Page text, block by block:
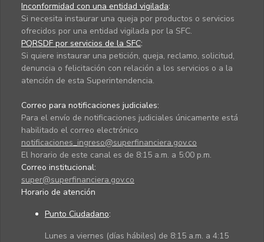
Inconformidad con una entidad vigilada:
Si necesita instaurar una queja por productos o servicios
ofrecidos por una entidad vigilada por la SFC.
PQRSDF por servicios de la SFC:
Si quiere instaurar una petición, queja, reclamo, solicitud,
denuncia o felicitación con relación a los servicios o a la
atención de esta Superintendencia.
Correo para notificaciones judiciales:
Para el envío de notificaciones judiciales únicamente está
habilitado el correo electrónico
notificaciones_ingreso@superfinanciera.gov.co
El horario de este canal es de 8:15 a.m. a 5:00 p.m.
Correo institucional:
super@superfinanciera.gov.co
Horario de atención
Punto Ciudadano:
Lunes a viernes (días hábiles) de 8:15 a.m. a 4:15